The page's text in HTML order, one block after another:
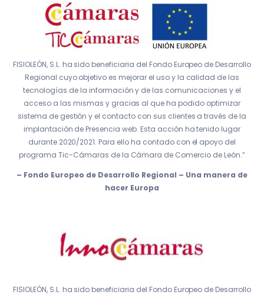
FISIOLEÓN, S.L. ha sido beneficiaria del Fondo Europeo de Desarrollo
Regional cuyo objetivo es mejorar el uso y la calidad de las
tecnologías de la información y de las comunicaciones y el
acceso a las mismas y gracias al que ha podido optimizar
sistema de gestión y el contacto con sus clientes a través de la
implantación de Presencia web. Esta acción ha tenido lugar
durante 2020/2021. Para ello ha contado con el apoyo del
programa Tic-Cámaras de la Cámara de Comercio de León.”
– Fondo Europeo de Desarrollo Regional – Una manera de
hacer Europa
FISIOLEÓN, S.L. ha sido beneficiaria del Fondo Europeo de Desarrollo